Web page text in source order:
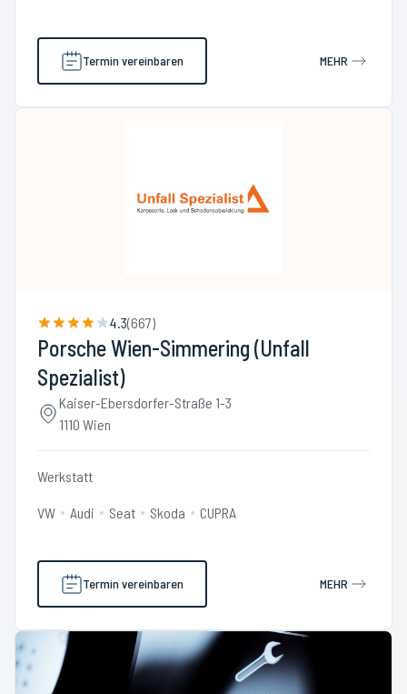
Termin vereinbaren MEHR
4.3(667)
Porsche Wien-Simmering (Unfall
Spezialist)
Kaiser-Ebersdorfer-Straße 1-3
1110 Wien
Werkstatt
VW Audi Seat Skoda CUPRA
Termin vereinbaren MEHR